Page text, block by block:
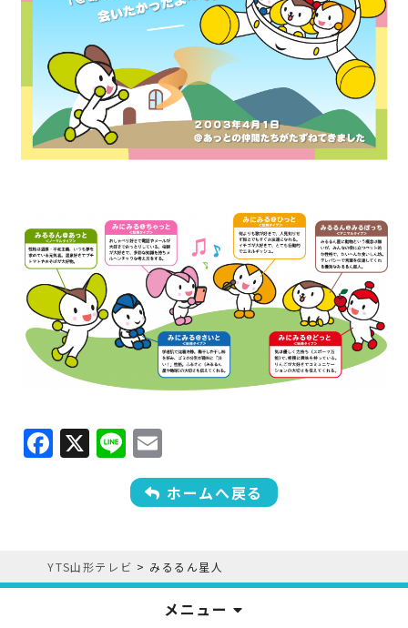
F
a
b
o
X Li
n
e
m
ai
ホームへ戻る
YTS山形テレビ > みるるん星人
メニュー